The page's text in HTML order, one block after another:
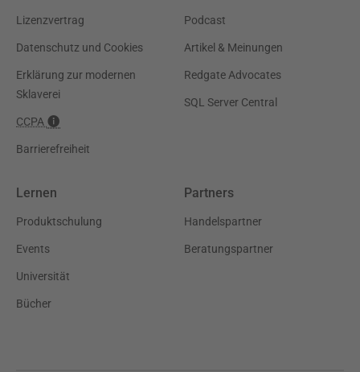
Lizenzvertrag
Datenschutz und Cookies
Erklärung zur modernen
Sklaverei
CCPA
Barrierefreiheit
Podcast
Artikel & Meinungen
Redgate Advocates
SQL Server Central
Lernen
Produktschulung
Events
Universität
Bücher
Partners
Handelspartner
Beratungspartner